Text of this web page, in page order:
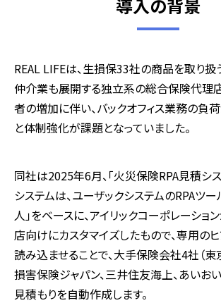
導入の背景
REAL LIFEは、生損保33社の商品を取り扱
仲介業も展開する独立系の総合保険代理
者の増加に伴い、バックオフィス業務の負
と体制強化が課題となっていました。
同社は2025年6月、「火災保険RPA見積シス
システムは、ユーザックシステムのRPAツ
人」をベースに、アイリックコーポレーシ
店向けにカスタマイズしたもので、専用の
読み込ませることで、大手保険会社4社（
損害保険ジャパン、三井住友海上、あいお
見積もりを自動作成します。